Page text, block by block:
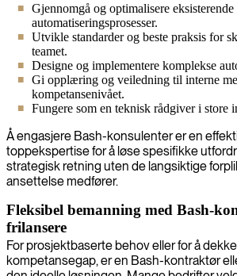
Gjennomgå og optimalisere
automatiseringsprosesser.
Utvikle standarder og beste praksis for
teamet.
Designe og implementere komplekse
Gi opplæring og veiledning til interne
kompetansenivået.
Fungere som en teknisk rådgiver i store
Å engasjere Bash-konsulenter er en
toppekspertise for å løse spesifikke
strategisk retning uten de langsiktige
ansettelse medfører.
Fleksibel bemanning med Bash-
frilansere
For prosjektbaserte behov eller for å
kompetansegap, er en Bash-kontraktør